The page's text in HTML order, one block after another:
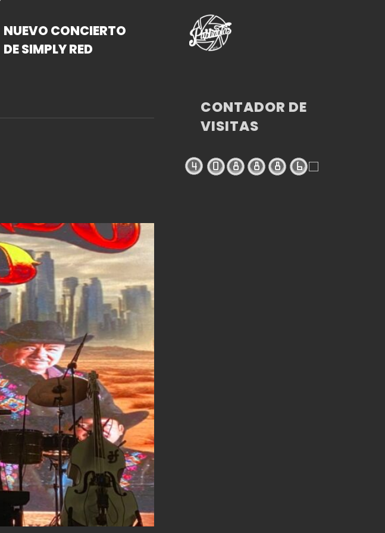
NUEVO CONCIERTO
DE SIMPLY RED
CONTADOR DE
VISITAS